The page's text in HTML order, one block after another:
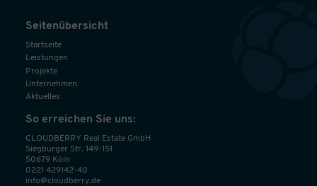
Seitenübersicht
Startseite
Leistungen
Projekte
Unternehmen
Aktuelles
So erreichen Sie uns:
CLOUDBERRY Real Estate GmbH
Siegburger Str. 149-151
50679 Köln
0221 429142-40
info@cloudberry.de